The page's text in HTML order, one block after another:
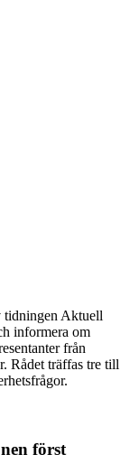
tidningen Aktuell
informera om
från
Rådet träffas tre till
först